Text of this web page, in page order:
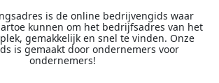
is de online bedrijvengids waar
kunnen om het bedrijfsadres van het
gemakkelijk en snel te vinden. Onze
is gemaakt door ondernemers voor
ondernemers!